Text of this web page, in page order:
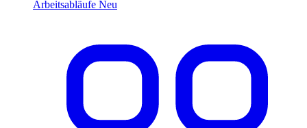
Arbeitsabläufe Neu